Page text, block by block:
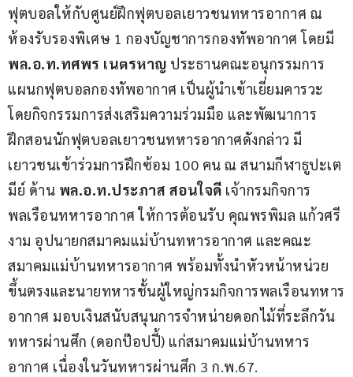
ฟุตบอลให้กับศูนย์ฝึกฟุตบอลเยาวชนทหารอากาศ ณ
ห้องรับรองพิเศษ 1 กองบัญชาการกองทัพอากาศ โดยมี
พล.อ.ท.ทศพร เนตรหาญ ประธานคณะอนุกรรมการ
แผนกฟุตบอลกองทัพอากาศ เป็นผู้นำเข้าเยี่ยมคารวะ
โดยกิจกรรมการส่งเสริมความร่วมมือ และพัฒนาการ
ฝึกสอนนักฟุตบอลเยาวชนทหารอากาศดังกล่าว มี
เยาวชนเข้าร่วมการฝึกซ้อม 100 คน ณ สนามกีฬาธูปะเต
มีย์ ด้าน พล.อ.ท.ประภาส สอนใจดี เจ้ากรมกิจการ
พลเรือนทหารอากาศ ให้การต้อนรับ คุณพรพิมล แก้วศรี
งาม อุปนายกสมาคมแม่บ้านทหารอากาศ และคณะ
สมาคมแม่บ้านทหารอากาศ พร้อมทั้งนำหัวหน้าหน่วย
ขึ้นตรงและนายทหารชั้นผู้ใหญ่กรมกิจการพลเรือนทหาร
อากาศ มอบเงินสนับสนุนการจำหน่ายดอกไม้ที่ระลึกวัน
ทหารผ่านศึก (ดอกป๊อปปี้) แก่สมาคมแม่บ้านทหาร
อากาศ เนื่องในวันทหารผ่านศึก 3 ก.พ.67.